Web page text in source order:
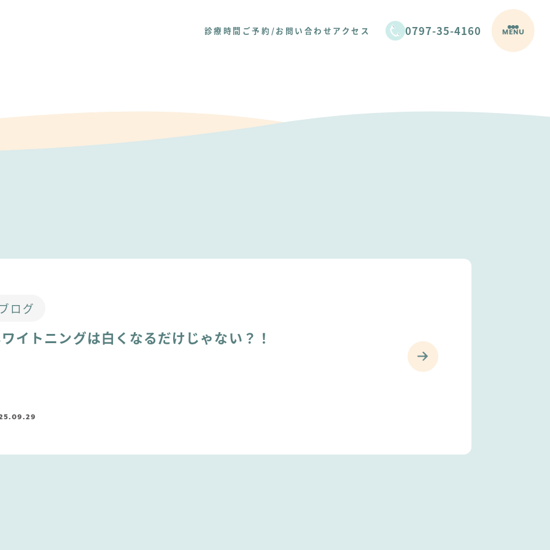
診療時間 ご予約/お問い合わせ アクセス 0797-35-4160 MENU
ログ
イトニングは白くなるだけじゃない？！